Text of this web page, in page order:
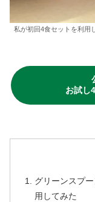
私が初回4食セットを利用
お試し
グリーンスプ
用してみた